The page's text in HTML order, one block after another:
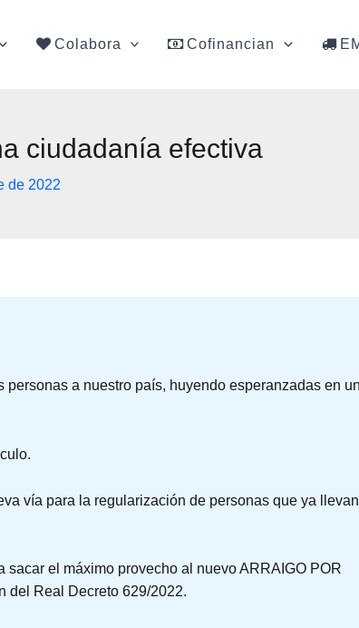
Colabora Cofinancian
ciudadanía efectiva
de 2022
a nuestro país, huyendo esperanzadas en
vía para la regularización de personas que ya
el máximo provecho al nuevo ARRAIGO POR
del Real Decreto 629/2022.